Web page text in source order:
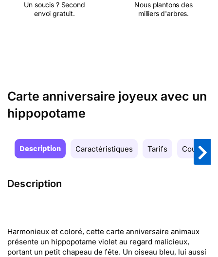
Un soucis ? Second
envoi gratuit.
Nous plantons des
milliers d'arbres.
Carte anniversaire joyeux avec un
hippopotame
Description Caractéristiques Tarifs Couleurs
Description
Harmonieux et coloré, cette carte anniversaire animaux
présente un hippopotame violet au regard malicieux,
portant un petit chapeau de fête. Un oiseau bleu, lui aussi